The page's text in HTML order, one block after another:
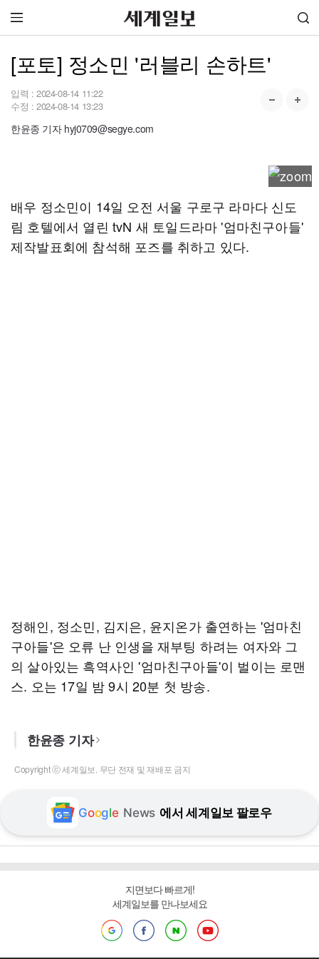
[포토] 정소민 '러블리 손하트'
입력 : 2024-08-14 11:22
수정 : 2024-08-14 13:23
한윤종 기자 hyj0709@segye.com
배우 정소민이 14일 오전 서울 구로구 라마다 신도
림 호텔에서 열린 tvN 새 토일드라마 '엄마친구아들'
제작발표회에 참석해 포즈를 취하고 있다.
정해인, 정소민, 김지은, 윤지온가 출연하는 '엄마친
구아들'은 오류 난 인생을 재부팅 하려는 여자와 그
의 살아있는 흑역사인 '엄마친구아들'이 벌이는 로맨
스. 오는 17일 밤 9시 20분 첫 방송.
한윤종 기자
Copyright ⓒ 세계일보. 무단 전재 및 재배포 금지
Google News 에서 세계일보 팔로우
지면보다 빠르게!
세계일보를 만나보세요